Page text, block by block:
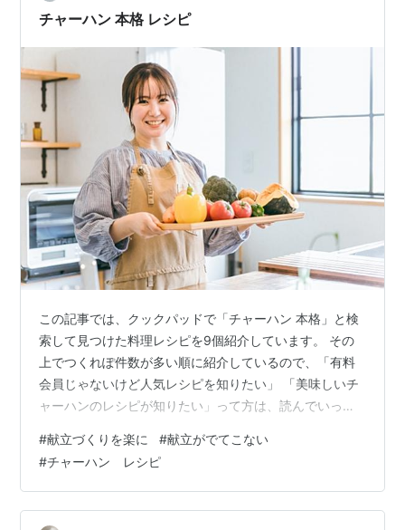
で簡単絶品チャーハン♥ …
チャーハン 本格 レシピ
この記事では、クックパッドで「チャーハン 本格」と検
索して見つけた料理レシピを9個紹介しています。 その
上でつくれぽ件数が多い順に紹介しているので、「有料
会員じゃないけど人気レシピを知りたい」 「美味しいチ
ャーハンのレシピが知りたい」って方は、読んでいって
ン ＜レシピ2＞簡単本格！焼豚レタスのパラパラチャー
ハン ＜レシピ3＞本格パラパラ！桜海老チャーハン☆ ＜
レシピ4＞簡単！市販の素不要で本格パラパラ炒飯 ＜レ
シピ5＞【話題入り】基本の簡単本格炒飯 ＜レシピ6＞肉
#献立づくりを楽に #献立がでてこない
#チャーハン レシピ